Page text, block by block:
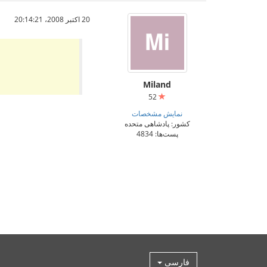
Miland
نمایش مشخصات
کشور: پادشاهی متحده
پست‌ها: 4834
20 اکتبر 2008،‏ 20:14:21
فارسی